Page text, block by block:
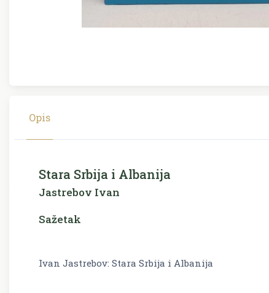
Opis
Stara Srbija i Albanija
Jastrebov Ivan
Sažetak
Ivan Jastrebov: Stara Srbija i Albanija